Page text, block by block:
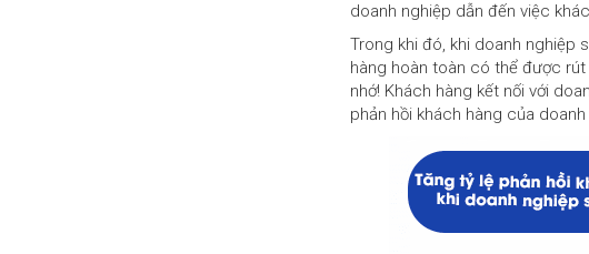
doanh nghiệp dẫn đến việc
Trong khi đó, khi doanh nghiệp
hàng hoàn toàn có thể được
nhớ! Khách hàng kết nối với
phản hồi khách hàng của